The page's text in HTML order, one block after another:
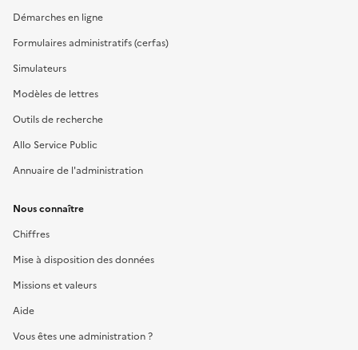
Démarches en ligne
Formulaires administratifs (cerfas)
Simulateurs
Modèles de lettres
Outils de recherche
Allo Service Public
Annuaire de l'administration
Nous connaître
Chiffres
Mise à disposition des données
Missions et valeurs
Aide
Vous êtes une administration ?